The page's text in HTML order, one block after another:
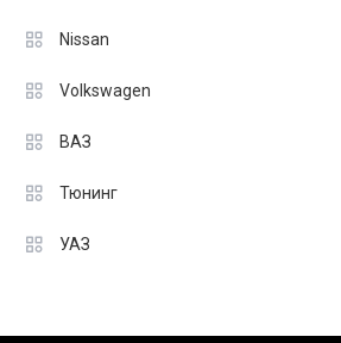
Nissan
Volkswagen
ВАЗ
Тюнинг
УАЗ